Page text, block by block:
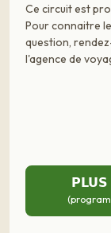
Ce circuit est
Pour connaitre
question,
l'agence de